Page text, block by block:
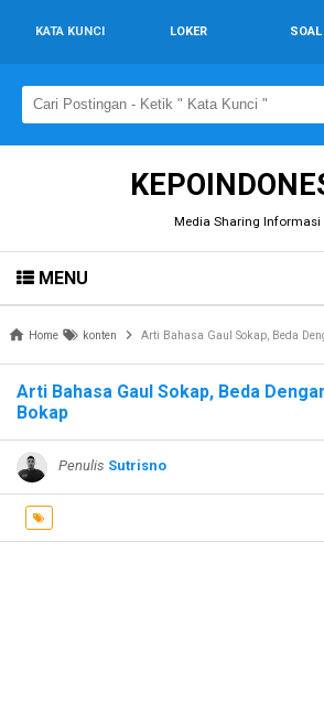
KATA KUNCI LOKER SOAL
Media Sharing Informasi
MENU
Home konten Arti Bahasa Gaul Sokap, Beda
Arti Bahasa Gaul Sokap, Beda
Bokap
Penulis Sutrisno